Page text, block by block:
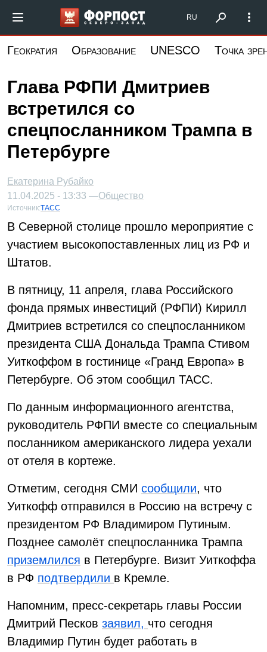
основному
Форпост Северо-Запад
RU
Геократия Образование UNESCO Точка
Глава РФПИ Дмитриев
встретился со
спецпосланником Трампа в
Петербурге
Екатерина Рубайко
11.04.2025 - 13:33 —Общество
Источник:ТАСС
В Северной столице прошло мероприятие с
участием высокопоставленных лиц из РФ и
Штатов.
В пятницу, 11 апреля, глава Российского
фонда прямых инвестиций (РФПИ) Кирилл
Дмитриев встретился со спецпосланником
президента США Дональда Трампа Стивом
Уиткоффом в гостинице «Гранд Европа» в
Петербурге. Об этом сообщил ТАСС.
По данным информационного агентства,
руководитель РФПИ вместе со специальным
посланником американского лидера уехали
от отеля в кортеже.
Отметим, сегодня СМИ сообщили, что
Уиткофф отправился в Россию на встречу с
президентом РФ Владимиром Путиным.
Позднее самолёт спецпосланника Трампа
приземлился в Петербурге. Визит Уиткоффа
в РФ подтвердили в Кремле.
Напомним, пресс-секретарь главы России
Дмитрий Песков заявил, что сегодня
Владимир Путин будет работать в